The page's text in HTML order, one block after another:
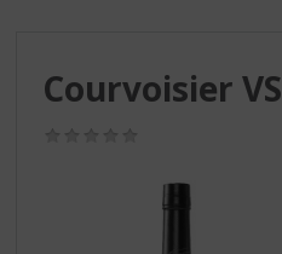
Courvoisier VS